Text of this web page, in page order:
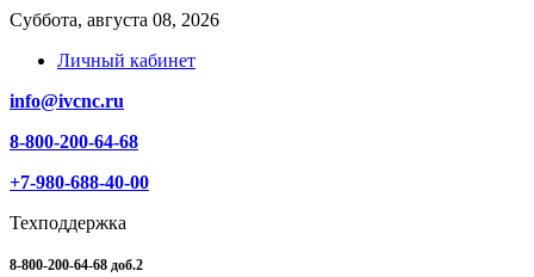
Суббота, августа 08, 2026
Личный кабинет
info@ivcnc.ru
8-800-200-64-68
+7-980-688-40-00
Техподдержка
8-800-200-64-68 доб.2